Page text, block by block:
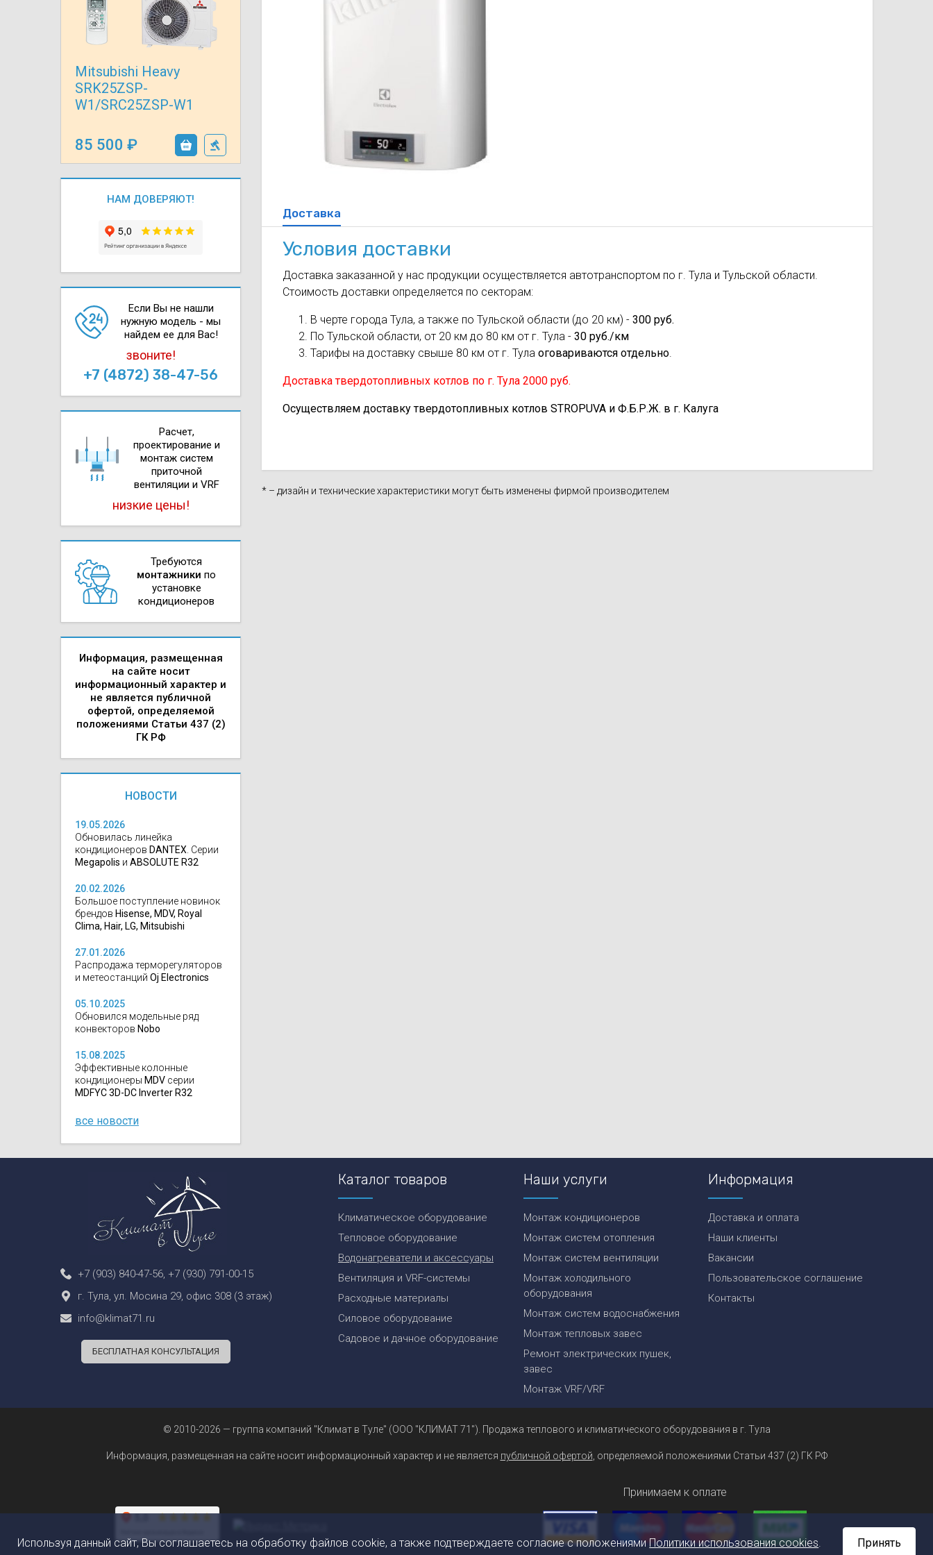
Mitsubishi Heavy
SRK25ZSP-
W1/SRC25ZSP-W1
85 500
НАМ ДОВЕРЯЮТ!
Если Вы не нашли
нужную модель - мы
найдем ее для Вас!
звоните!
+7 (4872) 38-47-56
Расчет,
проектирова­ние и
монтаж систем
приточной
вентиляции и VRF
низкие цены!
Требуются
монтажники по
установке
кондиционеров
Информация, размещенная
на сайте носит
информационный характер и
не является публичной
офертой, определяемой
положениями Статьи 437 (2)
ГК РФ
НОВОСТИ
19.05.2026
Обновилась линейка
кондиционеров DANTEX. Серии
Megapolis и ABSOLUTE R32
20.02.2026
Большое поступление новинок
брендов Hisense, MDV, Royal
Clima, Hair, LG, Mitsubishi
27.01.2026
Распродажа терморегуляторов
и метеостанций Oj Electronics
05.10.2025
Обновился модельные ряд
конвекторов Nobo
15.08.2025
Эффективные колонные
кондиционеры MDV серии
MDFYC 3D-DC Inverter R32
все новости
Доставка
Условия доставки
Доставка заказанной у нас продукции осуществляется автотранспортом по г. Тула и Тульской области.
Стоимость доставки определяется по секторам:
В черте города Тула, а также по Тульской области (до 20 км) - 300 руб.
По Тульской области, от 20 км до 80 км от г. Тула - 30 руб./км
Тарифы на доставку свыше 80 км от г. Тула оговариваются отдельно.
Доставка твердотопливных котлов по г. Тула 2000 руб.
Осуществляем доставку твердотопливных котлов STROPUVA и Ф.Б.Р.Ж. в г. Калуга
* – дизайн и технические характеристики могут быть изменены фирмой производителем
+7 (903) 840-47-56, +7 (930) 791-00-15
г. Тула, ул. Мосина 29, офис 308 (3 этаж)
info@klimat71.ru
БЕСПЛАТНАЯ КОНСУЛЬТАЦИЯ
Каталог товаров
Климатическое оборудование
Тепловое оборудование
Водонагреватели и аксессуары
Вентиляция и VRF-системы
Расходные материалы
Силовое оборудование
Садовое и дачное оборудование
Наши услуги
Монтаж кондиционеров
Монтаж систем отопления
Монтаж систем вентиляции
Монтаж холодильного
оборудования
Монтаж систем водоснабжения
Монтаж тепловых завес
Ремонт электрических пушек,
завес
Монтаж VRF/VRF
Информация
Доставка и оплата
Наши клиенты
Вакансии
Пользовательское соглашение
Контакты
© 2010-2026 — группа компаний "Климат в Туле" (ООО "КЛИМАТ 71"). Продажа теплового и климатического оборудования в г. Тула
Информация, размещенная на сайте носит информационный характер и не является публичной офертой, определяемой положениями Статьи 437 (2) ГК РФ
Принимаем к оплате
отработанном масле
Используя данный сайт, Вы соглашаетесь на обработку файлов cookie, а также подтверждаете согласие с положениямиПолитики использования cookies. Принять